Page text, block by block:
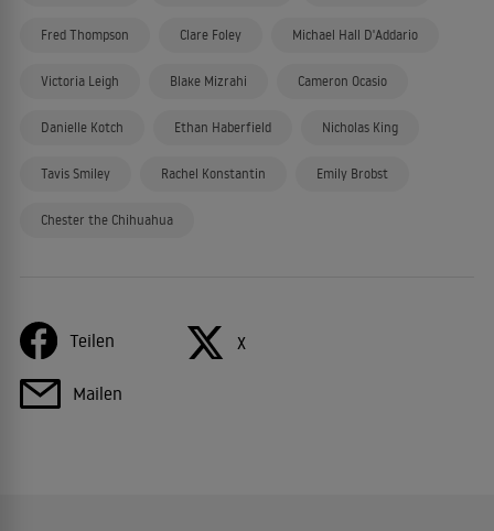
Fred Thompson Clare Foley Michael Hall D'Addario
Victoria Leigh Blake Mizrahi Cameron Ocasio
Danielle Kotch Ethan Haberfield Nicholas King
Tavis Smiley Rachel Konstantin Emily Brobst
Chester the Chihuahua
Teilen X
Mailen